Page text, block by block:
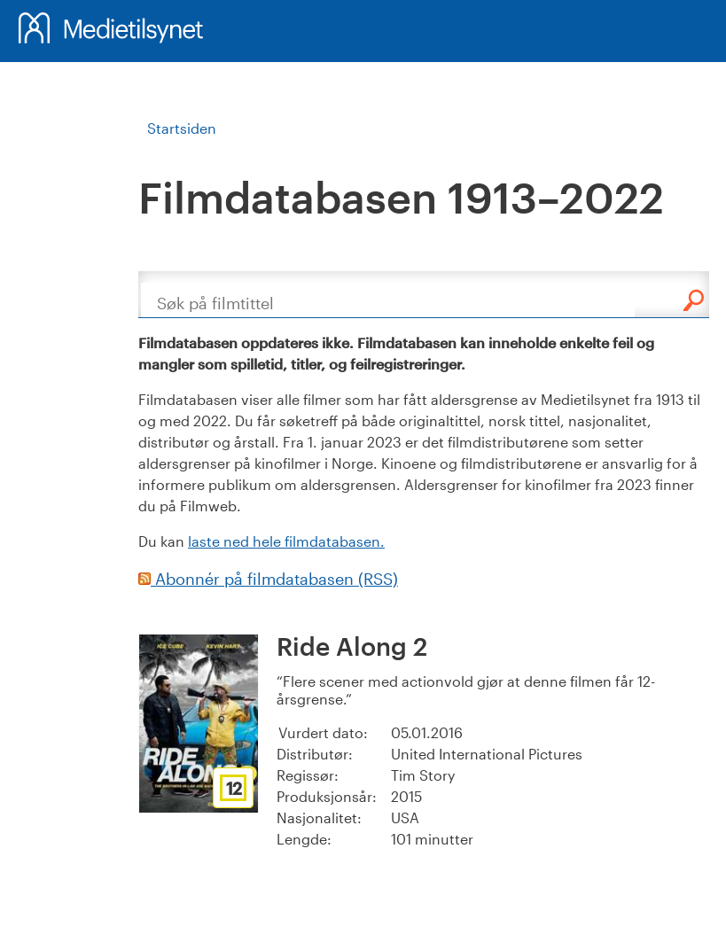
Startsiden
Filmdatabasen 1913–2022
Søk
Filmdatabasen oppdateres ikke. Filmdatabasen kan inneholde enkelte feil og
mangler som spilletid, titler, og feilregistreringer.
Filmdatabasen viser alle filmer som har fått aldersgrense av Medietilsynet fra 1913 til
og med 2022. Du får søketreff på både originaltittel, norsk tittel, nasjonalitet,
distributør og årstall. Fra 1. januar 2023 er det filmdistributørene som setter
aldersgrenser på kinofilmer i Norge. Kinoene og filmdistributørene er ansvarlig for å
informere publikum om aldersgrensen. Aldersgrenser for kinofilmer fra 2023 finner
du på Filmweb.
Du kan laste ned hele filmdatabasen.
Abonnér på filmdatabasen (RSS)
12
Ride Along 2
Flere scener med actionvold gjør at denne filmen får 12-
årsgrense.
Vurdert dato:
05.01.2016
Distributør:
United International Pictures
Regissør:
Tim Story
Produksjonsår:
2015
Nasjonalitet:
USA
Lengde:
101 minutter